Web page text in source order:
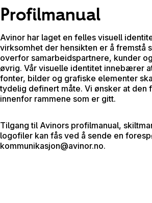
Profilmanual
Avinor har laget en felles visuell
virksomhet der hensikten er å fremstå
overfor samarbeidspartnere, kunder
øvrig. Vår visuelle identitet innebærer
fonter, bilder og grafiske elementer
tydelig definert måte. Vi ønsker at den
innenfor rammene som er gitt.
Tilgang til Avinors profilmanual,
logofiler kan fås ved å sende en
kommunikasjon@avinor.no.